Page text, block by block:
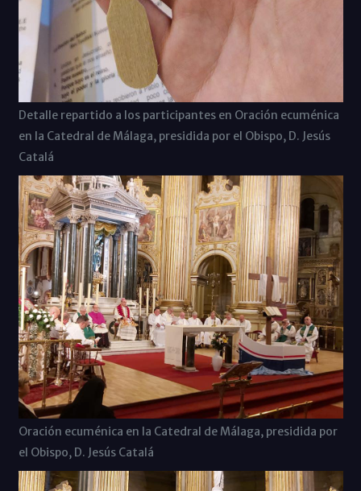
Detalle repartido a los participantes en Oración ecuménica
en la Catedral de Málaga, presidida por el Obispo, D. Jesús
Catalá
Oración ecuménica en la Catedral de Málaga, presidida por
el Obispo, D. Jesús Catalá